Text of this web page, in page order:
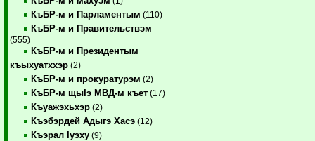
КъБР-м и Парламентым (110)
КъБР-м и Правительствэм
(555)
КъБР-м и Президентым
къыхуатххэр (2)
КъБР-м и прокуратурэм (2)
КъБР-м щыIэ МВД-м къет (17)
Къуажэхьхэр (2)
Къэбэрдей Адыгэ Хасэ (12)
Къэрал Iуэху (9)